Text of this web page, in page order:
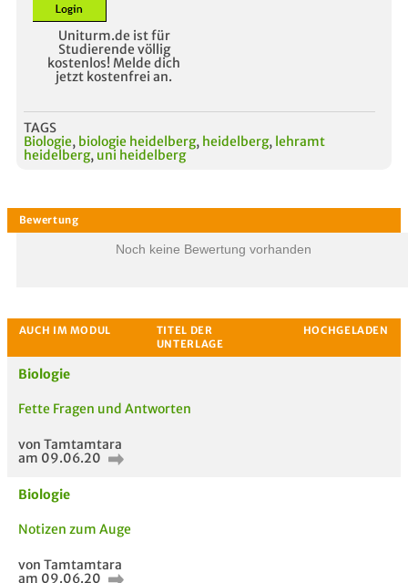
Uniturm.de ist für
Studierende völlig
kostenlos! Melde dich
jetzt kostenfrei an.
TAGS
Biologie, biologie heidelberg, heidelberg, lehramt
heidelberg, uni heidelberg
Bewertung
Noch keine Bewertung vorhanden
Biologie
Fette Fragen und Antworten
von Tamtamtara
am 09.06.20
Biologie
Notizen zum Auge
von Tamtamtara
am 09.06.20